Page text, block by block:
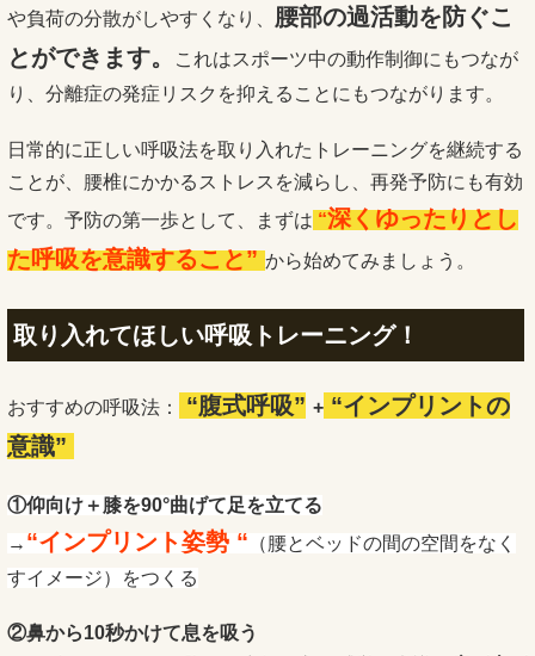
や負荷の分散がしやすくなり、 腰部の過活動を防ぐこ
とができます。
これはスポーツ中の動作制御にもつなが
り、分離症の発症リスクを抑えることにもつながります。
日常的に正しい呼吸法を取り入れたトレーニングを継続する
ことが、腰椎にかかるストレスを減らし、再発予防にも有効
です。予防の第一歩として、まずは “深くゆったりとし
た呼吸を意識すること”から始めてみましょう。
取り入れてほしい呼吸トレーニング！
おすすめの呼吸法： “腹式呼吸” + “インプリントの
意識”
①仰向け＋膝を90°曲げて足を立てる
→ “インプリント姿勢 “ （腰とベッドの間の空間をなく
すイメージ）をつくる
②鼻から10秒かけて息を吸う